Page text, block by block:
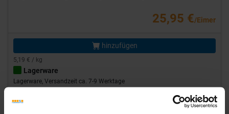
25,95 €/Eimer
hinzufügen
5,19 € / kg
Lagerware
Lagerware, Versandzeit ca. 7-9 Werktage